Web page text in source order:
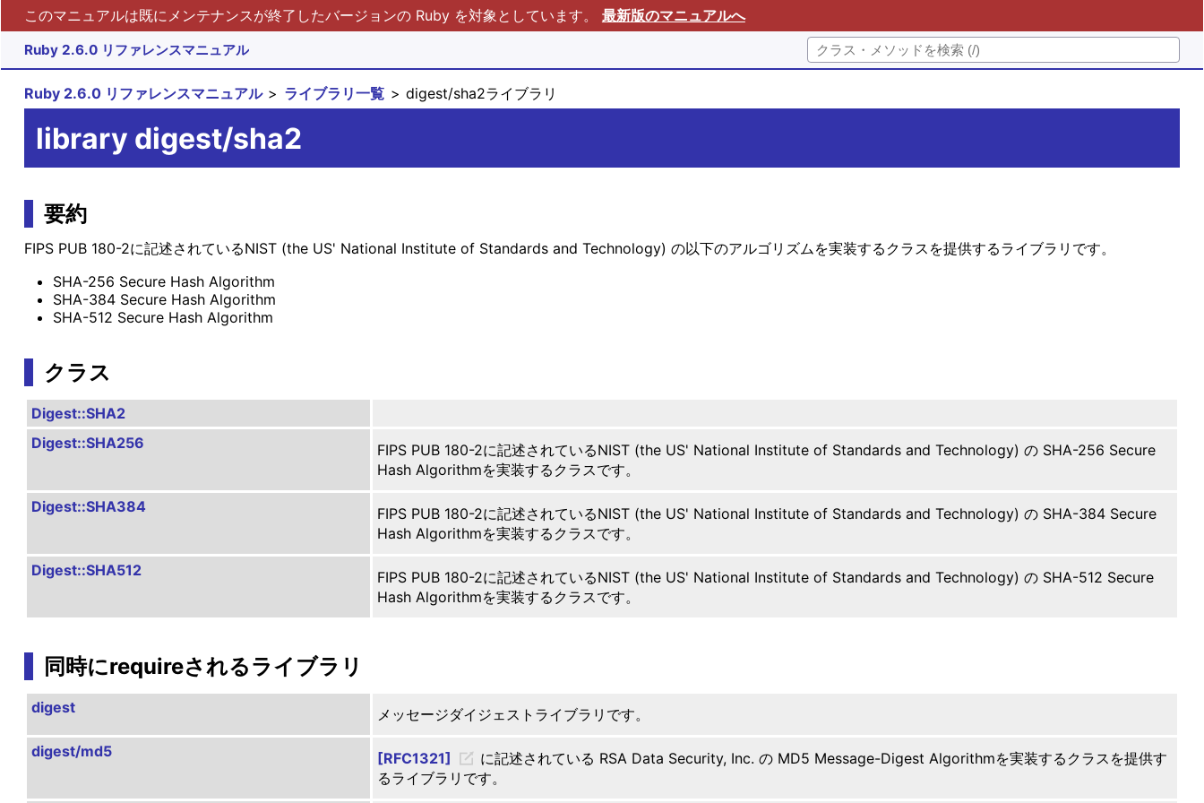
このマニュアルは既にメンテナンスが終了したバージョンの Ruby を対象としています。 最新版のマニュアルへ
Ruby 2.6.0 リファレンスマニュアル
Ruby 2.6.0 リファレンスマニュアル ライブラリ一覧 digest/sha2ライブラリ
library digest/sha2
要約
FIPS PUB 180-2に記述されているNIST (the US' National Institute of Standards and Technology) の以下のアルゴリズムを実装するクラスを提供するライブラリです。
SHA-256 Secure Hash Algorithm
SHA-384 Secure Hash Algorithm
SHA-512 Secure Hash Algorithm
クラス
Digest::SHA2
Digest::SHA256
FIPS PUB 180-2に記述されているNIST (the US' National Institute of Standards and Technology) の SHA-256 Secure
Hash Algorithmを実装するクラスです。
Digest::SHA384
FIPS PUB 180-2に記述されているNIST (the US' National Institute of Standards and Technology) の SHA-384 Secure
Hash Algorithmを実装するクラスです。
Digest::SHA512
FIPS PUB 180-2に記述されているNIST (the US' National Institute of Standards and Technology) の SHA-512 Secure
Hash Algorithmを実装するクラスです。
同時にrequireされるライブラリ
digest メッセージダイジェストライブラリです。
digest/md5 [RFC1321]
に記述されている RSA Data Security, Inc. の MD5 Message-Digest Algorithmを実装するクラスを提供す
るライブラリです。